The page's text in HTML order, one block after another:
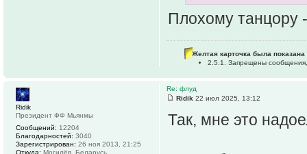
Плохому
Желтая карточка была показана
2.5.1. Запрещены
Re: флуд
Ridik 22 июл 2025, 13:12
Так, мне это
Ridik
Президент ФФ Мьянмы
Сообщений: 12204
Благодарностей: 3040
Зарегистрирован: 26 ноя 2013, 21:25
Откуда: Могилёв, Беларусь